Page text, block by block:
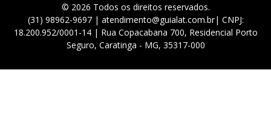
© 2026 Todos os direitos reservados.
(31) 98962-9697 | atendimento@guialat.com.br| CNPJ:
18.200.952/0001-14 | Rua Copacabana 700, Residencial Porto
Seguro, Caratinga - MG, 35317-000